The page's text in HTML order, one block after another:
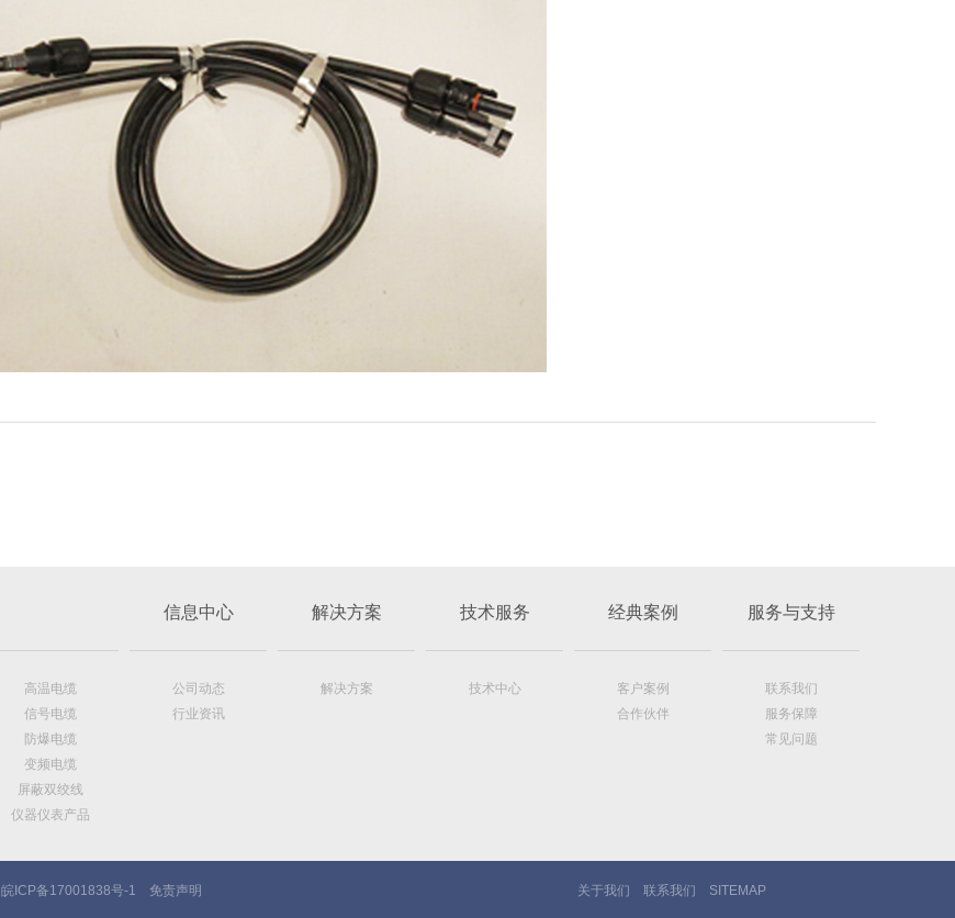
高温电缆
信号电缆
防爆电缆
变频电缆
屏蔽双绞线
仪器仪表产品
信息中心
公司动态
行业资讯
解决方案
解决方案
技术服务
技术中心
经典案例
客户案例
合作伙伴
服务与支持
联系我们
服务保障
常见问题
皖ICP备17001838号-1 免责声明 关于我们 联系我们 SITEMAP